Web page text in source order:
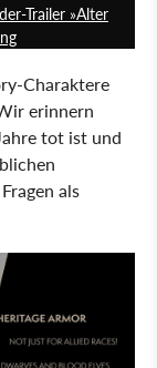
Trailer »Alter
Charaktere
erinnern
tot ist und
als